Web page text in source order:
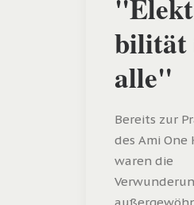
alle"
Bereits zur
des Ami One
waren die